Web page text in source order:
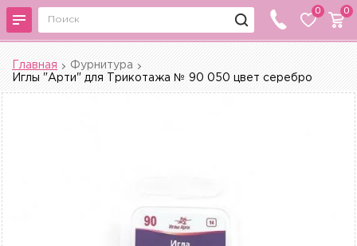
0 0
Главная
Фурнитура
Иглы "Арти" для Трикотажа № 90 050 цвет серебро